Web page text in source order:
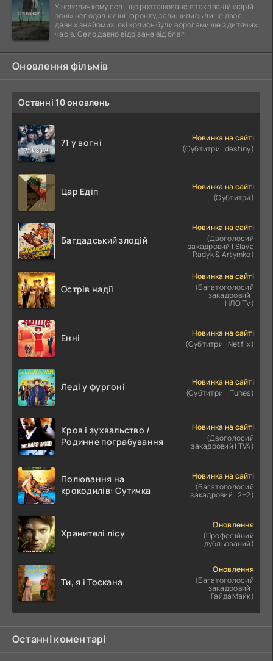
У невеличкому селі, що розташоване в так званій «сірій
зоні» неподалік лінії фронту, залишились лише двоє
давніх знайомих, які колись були ворогами ще з дитячих
часів. Село давно відрізане від благ
Оновлення фільмів
Останні 10 оновлень
71 у вогні
Новинка на сайті
(Субтитри | destiny)
Цар Едіп
Новинка на сайті
(Субтитри)
Багдадський злодій
Новинка на сайті
(Двоголосий
закадровий | Slava
Radyk & Artymko)
Острів надії
Новинка на сайті
(Багатоголосий
закадровий |
НЛО.TV)
Енні
Новинка на сайті
(Субтитри | Netflix)
Леді у фургоні
Новинка на сайті
(Субтитри | iTunes)
Кров і зухвальство /
Родинне пограбування
Новинка на сайті
(Двоголосий
закадровий | TV4)
Полювання на
крокодилів: Сутичка
Новинка на сайті
(Багатоголосий
закадровий | 2+2)
Хранителі лісу
Оновлення
(Професійний
дубльований)
Ти, я і Тоскана
Оновлення
(Багатоголосий
закадровий |
ГайдаМайк)
Останні коментарі